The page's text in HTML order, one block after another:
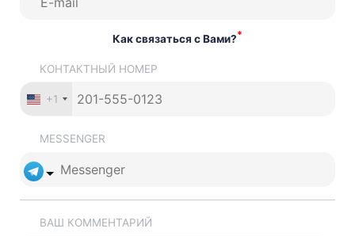
Как связаться с Вами?*
КОНТАКТНЫЙ НОМЕР
+1
MESSENGER
ВАШ КОММЕНТАРИЙ